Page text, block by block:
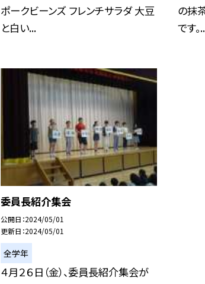
ポークビーンズ フレンチサラダ 大豆
と白い...
の抹
です。
委員長紹介集会
公開日 2024/05/01
更新日 2024/05/01
全学年
４月２６日（金）、委員長紹介集会が